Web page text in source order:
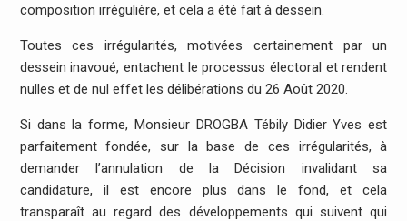
composition irrégulière, et cela a été fait à dessein.
Toutes ces irrégularités, motivées certainement par un
dessein inavoué, entachent le processus électoral et rendent
nulles et de nul effet les délibérations du 26 Août 2020.
Si dans la forme, Monsieur DROGBA Tébily Didier Yves est
parfaitement fondée, sur la base de ces irrégularités, à
demander l’annulation de la Décision invalidant sa
candidature, il est encore plus dans le fond, et cela
transparaît au regard des développements qui suivent qui